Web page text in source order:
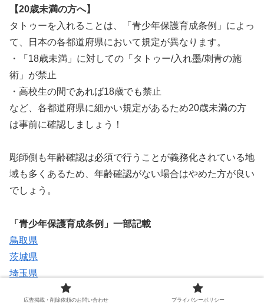
【20歳未満の方へ】
タトゥーを入れることは、「青少年保護育成条例」によっ
て、日本の各都道府県において規定が異なります。
・「18歳未満」に対しての「タトゥー/入れ墨/刺青の施
術」が禁止
・高校生の間であれば18歳でも禁止
など、各都道府県に細かい規定があるため20歳未満の方
は事前に確認しましょう！
彫師側も年齢確認は必須で行うことが義務化されている地
域も多くあるため、年齢確認がない場合はやめた方が良い
でしょう。
「青少年保護育成条例」一部記載
鳥取県
茨城県
埼玉県
広告掲載・削除依頼のお問い合わせ プライバシーポリシー